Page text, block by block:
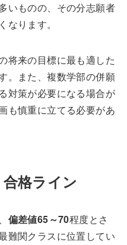
いものの、その分志願者
ります。
将来の目標に最も適した
。また、複数学部の併願
対策が必要になる場合が
も慎重に立てる必要があ
格ライン
偏差値65～70程度とさ
難関クラスに位置してい